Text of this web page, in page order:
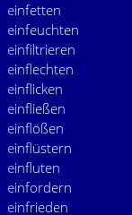
einfetten
einfeuchten
einfiltrieren
einflechten
einflicken
einfließen
einflößen
einflüstern
einfluten
einfordern
einfrieden